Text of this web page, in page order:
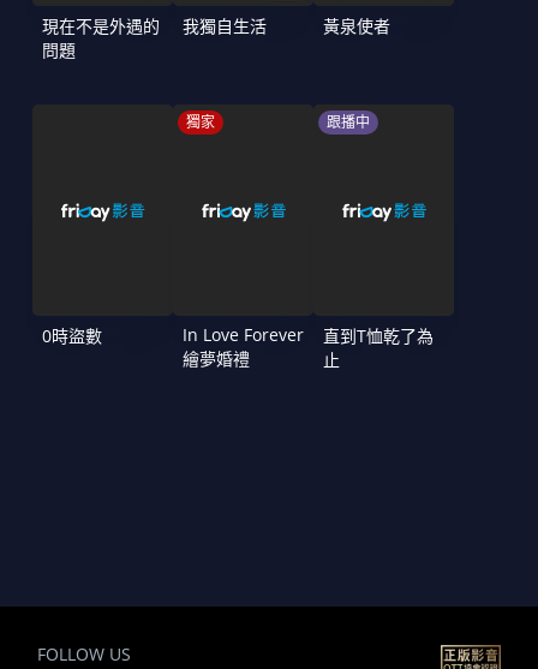
現在不是外遇的
問題
我獨自生活 黃泉使者
0時盜數
獨家
In Love Forever
繪夢婚禮
跟播中
直到T恤乾了為
止
FOLLOW US